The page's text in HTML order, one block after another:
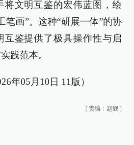
将文明互鉴的宏伟蓝图，绘
笔画”。这种“研展一体”的协
互鉴提供了极具操作性与启
践范本。
年05月10日 11版）
[ 责编：赵靓 ]